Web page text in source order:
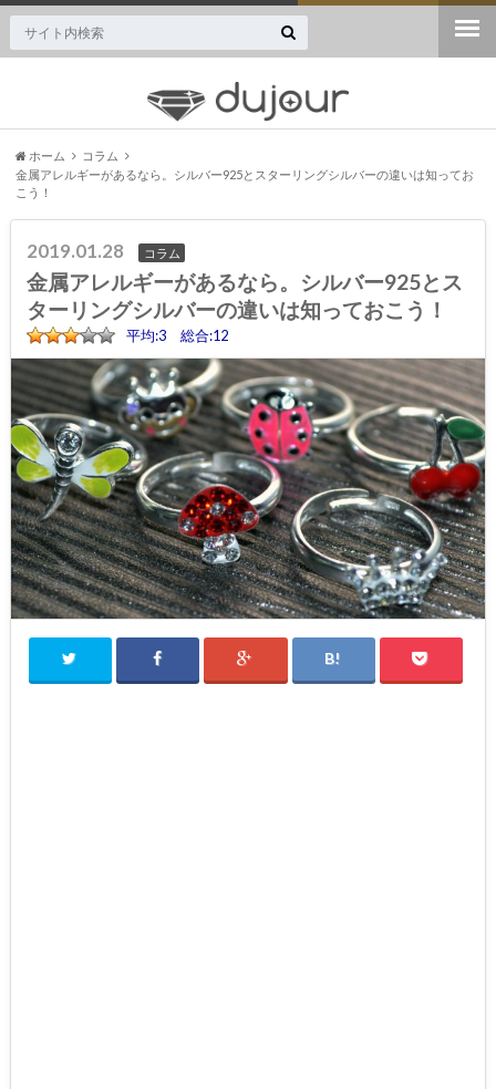
ホーム
コラム
金属アレルギーがあるなら。シルバー925とスターリングシルバーの違いは知ってお
こう！
2019.01.28 コラム
金属アレルギーがあるなら。シルバー925とス
ターリングシルバーの違いは知っておこう！
平均:3 総合:12